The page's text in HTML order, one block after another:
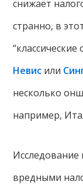
снижает
странно, в
Невис или
несколько
например,
вредными